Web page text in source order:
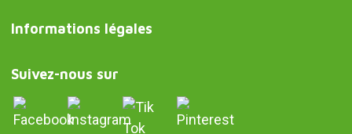
Informations légales
Suivez-nous sur